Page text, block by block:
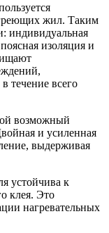
жил. Таким
индивидуальная
изоляция и
течение всего
возможный
и усиленная
выдерживая
устойчива к
клея. Это
нагревательных